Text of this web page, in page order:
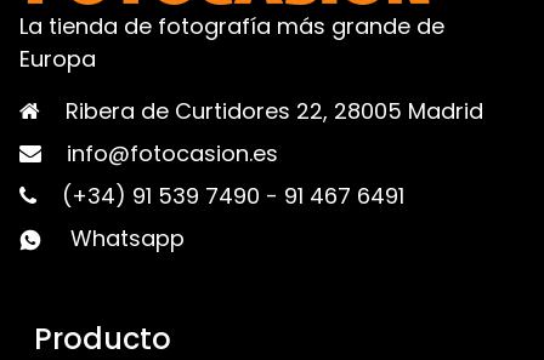
La tienda de fotografía más grande de
Europa
Ribera de Curtidores 22, 28005 Madrid
info@fotocasion.es
(+34) 91 539 7490 - 91 467 6491
Whatsapp
Producto